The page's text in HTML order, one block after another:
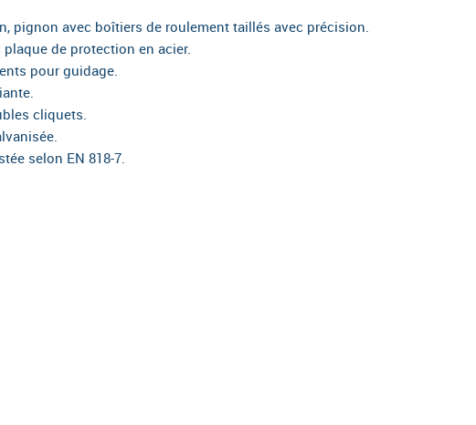
pignon avec boîtiers de roulement taillés avec précision.
de protection en acier.
pour guidage.
cliquets.
selon EN 818-7.